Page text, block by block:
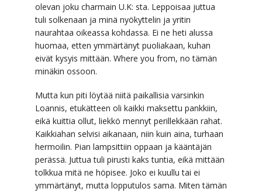
olevan joku charmain U.K: sta. Leppoisaa juttua
tuli solkenaan ja minä nyökyttelin ja yritin
naurahtaa oikeassa kohdassa. Ei ne heti alussa
huomaa, etten ymmärtänyt puoliakaan, kuhan
eivät kysyis mittään. Where you from, no tämän
minäkin ossoon.
Mutta kun piti löytää niitä paikallisia varsinkin
Loannis, etukätteen oli kaikki maksettu pankkiin,
eikä kuittia ollut, liekkö mennyt perillekkään rahat.
Kaikkiahan selvisi aikanaan, niin kuin aina, turhaan
hermoilin. Pian lampsittiin oppaan ja kääntäjän
perässä. Juttua tuli pirusti kaks tuntia, eikä mittään
tolkkua mitä ne höpisee. Joko ei kuullu tai ei
ymmärtänyt, mutta lopputulos sama. Miten tämän